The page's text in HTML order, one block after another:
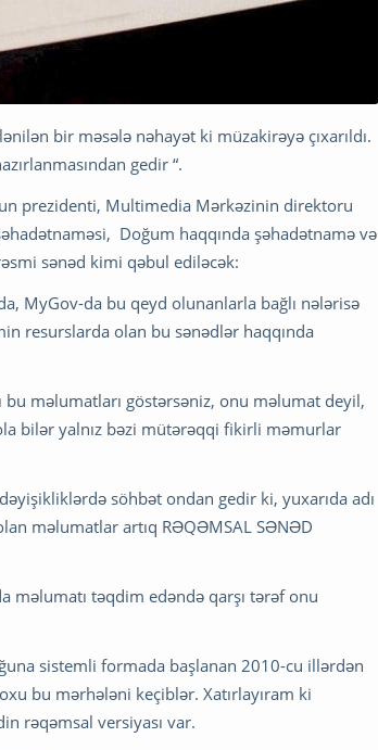
bir məsələ nəhayət ki müzakirəyə çıxarıldı.
gedir “.
prezidenti, Multimedia Mərkəzinin direktoru
Doğum haqqında şəhadətnamə və
sənəd kimi qəbul ediləcək:
MyGov-da bu qeyd olunanlarla bağlı nələrisə
resurslarda olan bu sənədlər haqqında
bu məlumatları göstərsəniz, onu məlumat deyil,
bilər yalnız bəzi mütərəqqi fikirli məmurlar
söhbət ondan gedir ki, yuxarıda adı
məlumatlar artıq RƏQƏMSAL SƏNƏD
məlumatı təqdim edəndə qarşı tərəf onu
sistemli formada başlanan 2010-cu illərdən
bu mərhələni keçiblər. Xatırlayıram ki
rəqəmsal versiyası var.